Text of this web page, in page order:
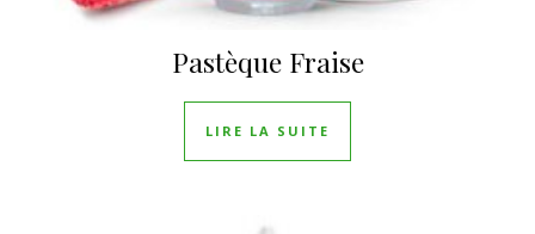
Pastèque Fraise
LIRE LA SUITE